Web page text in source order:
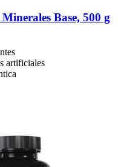
Base, 500 g
artificiales